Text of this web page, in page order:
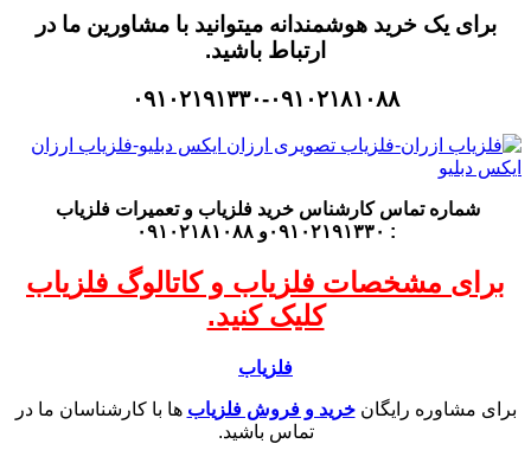
برای یک خرید هوشمندانه میتوانید با مشاورین ما در
ارتباط باشید.
۰۹۱۰۲۱۹۱۳۳۰-۰۹۱۰۲۱۸۱۰۸۸
شماره تماس کارشناس خرید فلزیاب و تعمیرات فلزیاب
: ۰۹۱۰۲۱۹۱۳۳۰و ۰۹۱۰۲۱۸۱۰۸۸
برای مشخصات فلزیاب و کاتالوگ فلزیاب
کلیک کنید.
فلزیاب
برای مشاوره رایگانخرید و فروش فلزیاب ها با کارشناسان ما در
تماس باشید.